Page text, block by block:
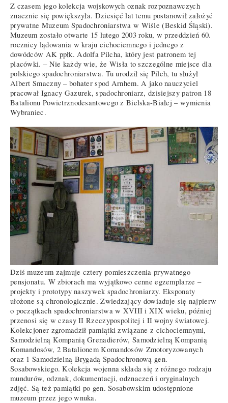
Z czasem jego kolekcja wojskowych oznak rozpoznawczych
znacznie się powiększyła. Dziesięć lat temu postanowił założyć
prywatne Muzeum Spadochroniarstwa w Wiśle (Beskid Śląski).
Muzeum zostało otwarte 15 lutego 2003 roku, w przeddzień 60.
rocznicy lądowania w kraju cichociemnego i jednego z
dowódców AK ppłk. Adolfa Pilcha, który jest patronem tej
placówki. – Nie każdy wie, że Wisła to szczególne miejsce dla
polskiego spadochroniarstwa. Tu urodził się Pilch, tu służył
Albert Smaczny – bohater spod Arnhem. A jako nauczyciel
pracował Ignacy Gazurek, spadochroniarz, dzisiejszy patron 18
Batalionu Powietrznodesantowego z Bielska-Białej – wymienia
Wybraniec.
Dziś muzeum zajmuje cztery pomieszczenia prywatnego
pensjonatu. W zbiorach ma wyjątkowo cenne egzemplarze –
projekty i prototypy naszywek spadochroniarzy. Eksponaty
ułożone są chronologicznie. Zwiedzający dowiaduje się najpierw
o początkach spadochroniarstwa w XVIII i XIX wieku, później
przenosi się w czasy II Rzeczypospolitej i II wojny światowej.
Kolekcjoner zgromadził pamiątki związane z cichociemnymi,
Samodzielną Kompanią Grenadierów, Samodzielną Kompanią
Komandosów, 2 Batalionem Komandosów Zmotoryzowanych
oraz 1 Samodzielną Brygadą Spadochronową gen.
Sosabowskiego. Kolekcja wojenna składa się z różnego rodzaju
mundurów, odznak, dokumentacji, odznaczeń i oryginalnych
zdjęć. Są też pamiątki po gen. Sosabowskim udostępnione
muzeum przez jego wnuka.